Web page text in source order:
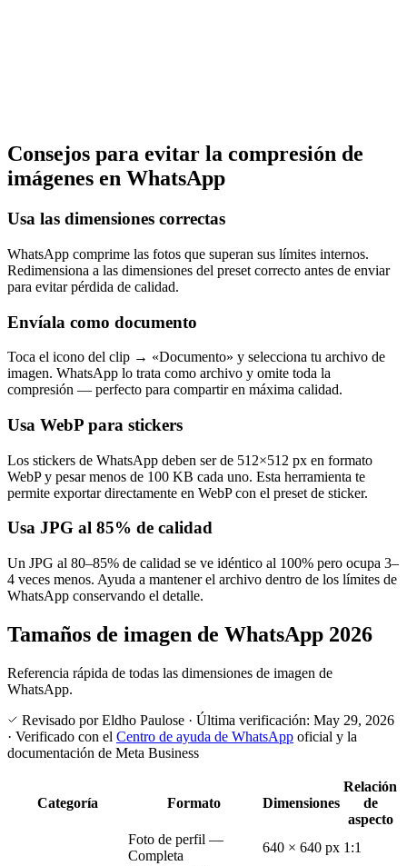
Consejos para evitar la compresión de
imágenes en WhatsApp
Usa las dimensiones correctas
WhatsApp comprime las fotos que superan sus límites internos.
Redimensiona a las dimensiones del preset correcto antes de enviar
para evitar pérdida de calidad.
Envíala como documento
Toca el icono del clip → «Documento» y selecciona tu archivo de
imagen. WhatsApp lo trata como archivo y omite toda la
compresión — perfecto para compartir en máxima calidad.
Usa WebP para stickers
Los stickers de WhatsApp deben ser de 512×512 px en formato
WebP y pesar menos de 100 KB cada uno. Esta herramienta te
permite exportar directamente en WebP con el preset de sticker.
Usa JPG al 85% de calidad
Un JPG al 80–85% de calidad se ve idéntico al 100% pero ocupa 3–
4 veces menos. Ayuda a mantener el archivo dentro de los límites de
WhatsApp conservando el detalle.
Tamaños de imagen de WhatsApp 2026
Referencia rápida de todas las dimensiones de imagen de
WhatsApp.
Revisado por Eldho Paulose · Última verificación: May 29, 2026
· Verificado con el Centro de ayuda de WhatsApp oficial y la
documentación de Meta Business
Categoría Formato Dimensiones
Relación
de
aspecto
Foto de perfil —
Completa
640 × 640 px 1:1